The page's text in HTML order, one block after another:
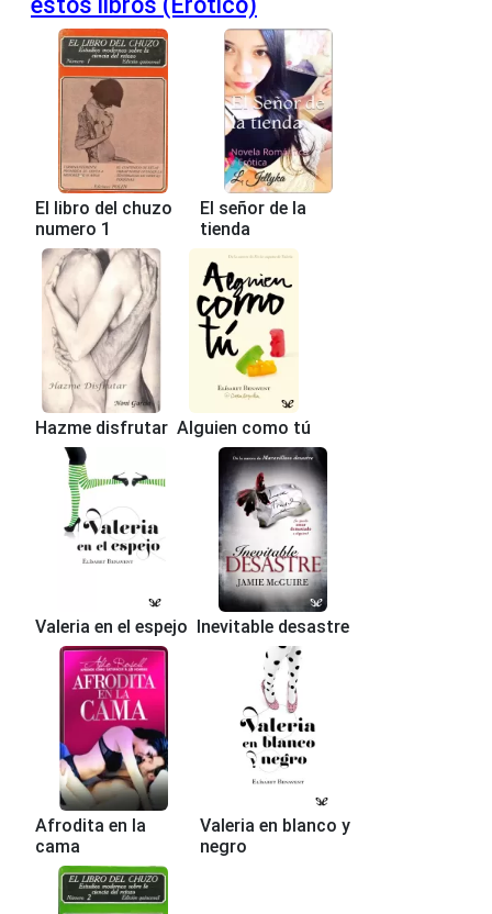
El libro del chuzo
numero 1
El señor de la
tienda
Hazme disfrutar Alguien como tú
Valeria en el espejo Inevitable desastre
Afrodita en la
cama
Valeria en blanco y
negro